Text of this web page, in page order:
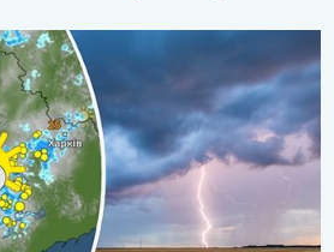
мінлива погода. Погодна